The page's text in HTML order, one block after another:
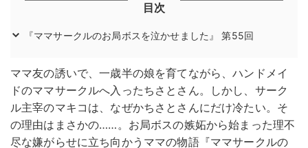
目次
『ママサークルのお局ボスを泣かせました』 第55回
ママ友の誘いで、一歳半の娘を育てながら、ハンドメイ
ドのママサークルへ入ったちさとさん。しかし、サーク
ル主宰のマキコは、なぜかちさとさんにだけ冷たい。そ
の理由はまさかの……。お局ボスの嫉妬から始まった理不
尽な嫌がらせに立ち向かうママの物語『ママサークルの